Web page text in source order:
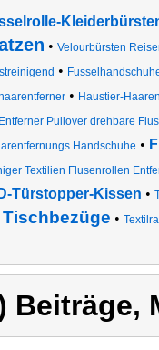
• Velourbürsten
•
• Haustier-
Entferner Pullover drehbare
Handschuhe •
Textilien Flusenrollen
Türstopper-Kissen •
Tischbezüge •
Beiträge,